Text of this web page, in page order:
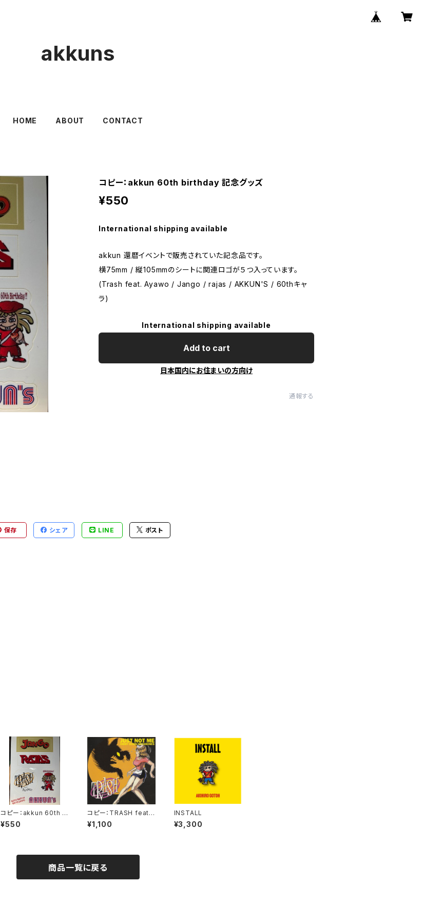
akkuns
HOME ABOUT CONTACT
コピー：akkun 60th birthday 記念グッズ
¥550
International shipping available
akkun 還暦イベントで販売されていた記念品です。
横75mm / 縦105mmのシートに関連ロゴが５つ入っています。
(Trash feat. Ayawo / Jango / rajas / AKKUN'S / 60thキャ
ラ)
International shipping available
Add to cart
日本国内にお住まいの方向け
通報する
保存 シェア LINE ポスト
コピー：akkun 60th bi
rthday 記念グッズ
¥550
コピー：TRASH feat.
P-NUTS "JUST NOT
ME"
¥1,100
INSTALL
¥3,300
商品一覧に戻る